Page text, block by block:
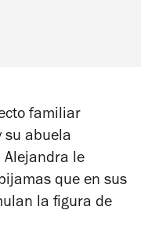
familiar
su abuela
Alejandra le
que en sus
la figura de